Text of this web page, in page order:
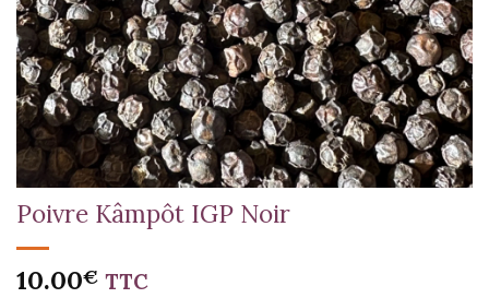
Poivre Kâmpôt IGP Noir
10.00€ TTC